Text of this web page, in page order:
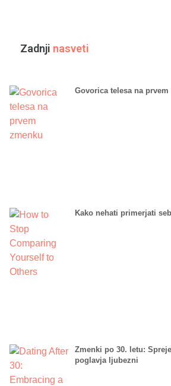
Zadnji nasveti
Govorica telesa na prvem
Kako nehati primerjati
Zmenki po 30. letu:
poglavja ljubezni